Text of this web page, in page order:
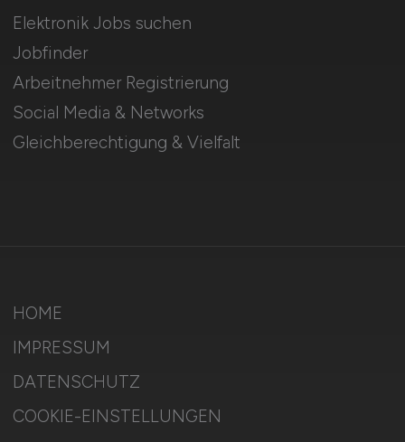
Elektronik Jobs suchen
Jobfinder
Arbeitnehmer Registrierung
Social Media & Networks
Gleichberechtigung & Vielfalt
HOME
IMPRESSUM
DATENSCHUTZ
COOKIE-EINSTELLUNGEN